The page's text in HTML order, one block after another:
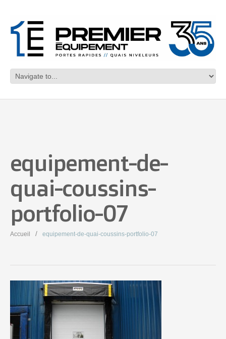
equipement-de-
quai-coussins-
portfolio-07
Accueil equipement-de-quai-coussins-portfolio-07